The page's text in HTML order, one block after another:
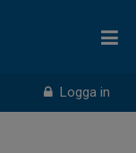
Logga in